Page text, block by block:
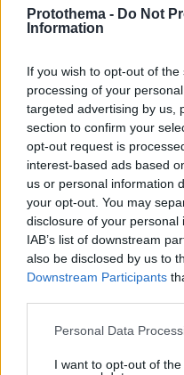
Protothema - Do Not
Information
If you wish to opt-out of
processing of your
targeted advertising by us,
section to confirm your
opt-out request is
interest-based ads based
us or personal information
your opt-out. You may
disclosure of your
IAB’s list of downstream
also be disclosed by us to
Downstream Participants
Please note that this
not limited to your visit or
Personal Data
I want to opt-out of
τοπικός δήμος
αναφορά έγινε
μόνος δρόμος είναι
ηγεσία είναι
πλάτες που ζητάνε
από τα δεξιά
γιατί πιστεύουν ότι
προστασία».
Ειδήσεις σήμερα:
Τα πανεπιστήμια
πυρόσφαιρα στα
παράνομο φορτίο